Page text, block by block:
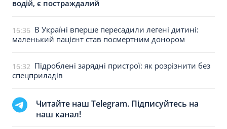
водій, є постраждалий
16:36 В Україні вперше пересадили легені дитині:
маленький пацієнт став посмертним донором
16:32 Підроблені зарядні пристрої: як розрізнити без
спецприладів
Читайте наш Telegram. Підписуйтесь на
наш канал!